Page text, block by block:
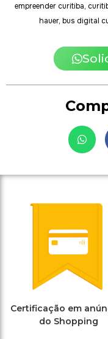
empreender curitiba,
hauer, bus digital
Certificação em
do Shopping